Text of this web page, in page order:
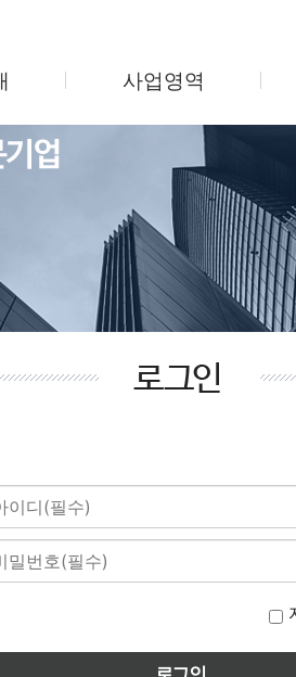
사업영역
보안관리
주차관리